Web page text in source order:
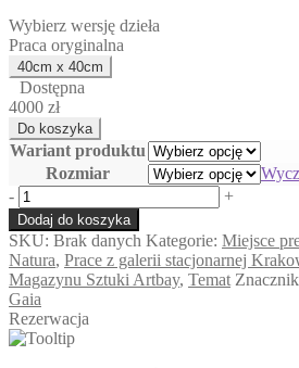
Wybierz wersję dzieła
Praca oryginalna
Dostępna
4000 zł
Wariant produktu
Rozmiar
ilość
Lion
Fish
- +
Dodaj do koszyka
SKU: Brak danych Kategorie: Miejsce
Natura, Prace z galerii stacjonarnej
Magazynu Sztuki Artbay, Temat
Gaia
Rezerwacja